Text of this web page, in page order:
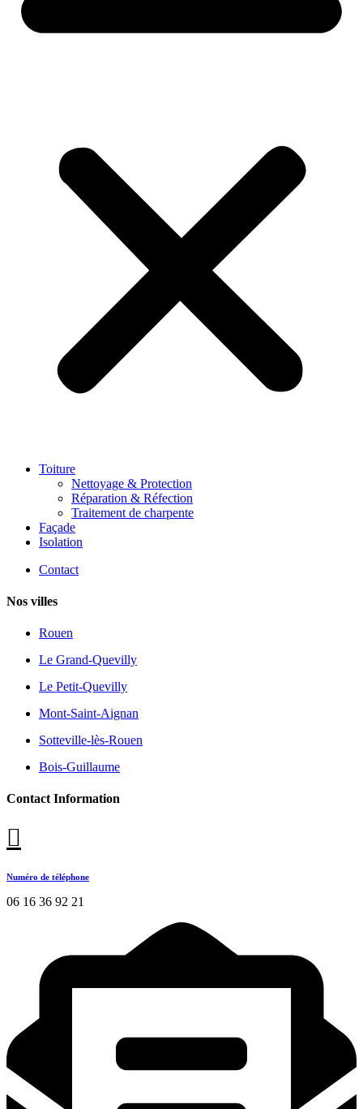
Toiture
Nettoyage & Protection
Réparation & Réfection
Traitement de charpente
Façade
Isolation
Contact
Nos villes
Rouen
Le Grand-Quevilly
Le Petit-Quevilly
Mont-Saint-Aignan
Sotteville-lès-Rouen
Bois-Guillaume
Contact Information
Numéro de téléphone
06 16 36 92 21